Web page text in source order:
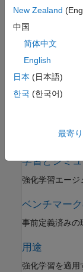
強化学習環境
エージェント
強化学習エージ
方策と価値関
学習とシミ
強化学習エージ
ベンチマーク
事前定義済みの
用途
強化学習を適用
New Zealand
中国
简体中文
English
日本 (日本語)
한국 (한국어)
最寄